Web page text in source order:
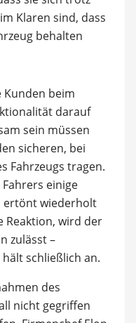
Klaren sind, dass
behalten
Kunden beim
darauf
sein müssen
sicheren, bei
Fahrzeugs tragen.
einige
ertönt wiederholt
Reaktion, wird der
zulässt –
schließlich an.
des
nicht gegriffen